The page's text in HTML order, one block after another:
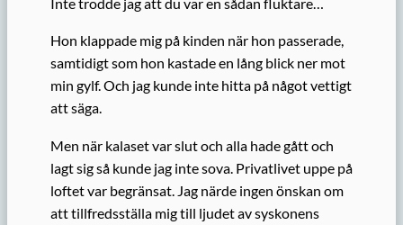
Hon klappade mig på kinden när hon passerade,
samtidigt som hon kastade en lång blick ner mot
min gylf. Och jag kunde inte hitta på något vettigt
att säga.
Men när kalaset var slut och alla hade gått och
lagt sig så kunde jag inte sova. Privatlivet uppe på
loftet var begränsat. Jag närde ingen önskan om
att tillfredsställa mig till ljudet av syskonens